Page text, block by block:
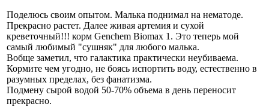
Поделюсь своим опытом. Малька поднимал на нематоде.
Прекрасно растет. Далее живая артемия и сухой
креветочный!!! корм Genchem Biomax 1. Это теперь мой
самый любимый "сушняк" для любого малька.
Вобще заметил, что галактика практически неубиваема.
Кормите чем угодно, не боясь испортить воду, естественно в
разумных пределах, без фанатизма.
Подмену сырой водой 50-70% объема в день переносит
прекрасно.